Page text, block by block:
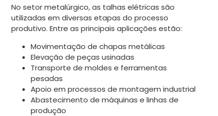
No setor metalúrgico, as talhas elétricas são
utilizadas em diversas etapas do processo
produtivo. Entre as principais aplicações estão:
Movimentação de chapas metálicas
Elevação de peças usinadas
Transporte de moldes e ferramentas
pesadas
Apoio em processos de montagem industrial
Abastecimento de máquinas e linhas de
produção